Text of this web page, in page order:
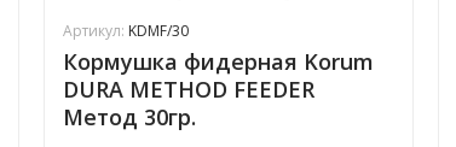
Артикул: KDMF/30
Кормушка фидерная Korum
DURA METHOD FEEDER
Метод 30гр.